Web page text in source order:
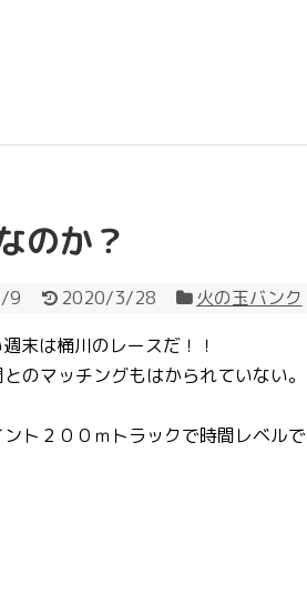
のか？
9 2020/3/28
火の玉バンク
末は桶川のレースだ！！
のマッチングもはかられていない。
ト２００ｍトラックで時間レベルで